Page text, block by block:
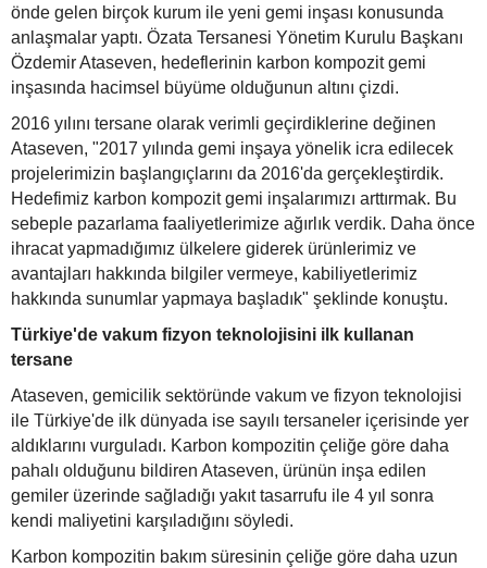
önde gelen birçok kurum ile yeni gemi inşası konusunda
anlaşmalar yaptı. Özata Tersanesi Yönetim Kurulu Başkanı
Özdemir Ataseven, hedeflerinin karbon kompozit gemi
inşasında hacimsel büyüme olduğunun altını çizdi.
2016 yılını tersane olarak verimli geçirdiklerine değinen
Ataseven, "2017 yılında gemi inşaya yönelik icra edilecek
projelerimizin başlangıçlarını da 2016'da gerçekleştirdik.
Hedefimiz karbon kompozit gemi inşalarımızı arttırmak. Bu
sebeple pazarlama faaliyetlerimize ağırlık verdik. Daha önce
ihracat yapmadığımız ülkelere giderek ürünlerimiz ve
avantajları hakkında bilgiler vermeye, kabiliyetlerimiz
hakkında sunumlar yapmaya başladık" şeklinde konuştu.
Türkiye'de vakum fizyon teknolojisini ilk kullanan
tersane
Ataseven, gemicilik sektöründe vakum ve fizyon teknolojisi
ile Türkiye'de ilk dünyada ise sayılı tersaneler içerisinde yer
aldıklarını vurguladı. Karbon kompozitin çeliğe göre daha
pahalı olduğunu bildiren Ataseven, ürünün inşa edilen
gemiler üzerinde sağladığı yakıt tasarrufu ile 4 yıl sonra
kendi maliyetini karşıladığını söyledi.
Karbon kompozitin bakım süresinin çeliğe göre daha uzun